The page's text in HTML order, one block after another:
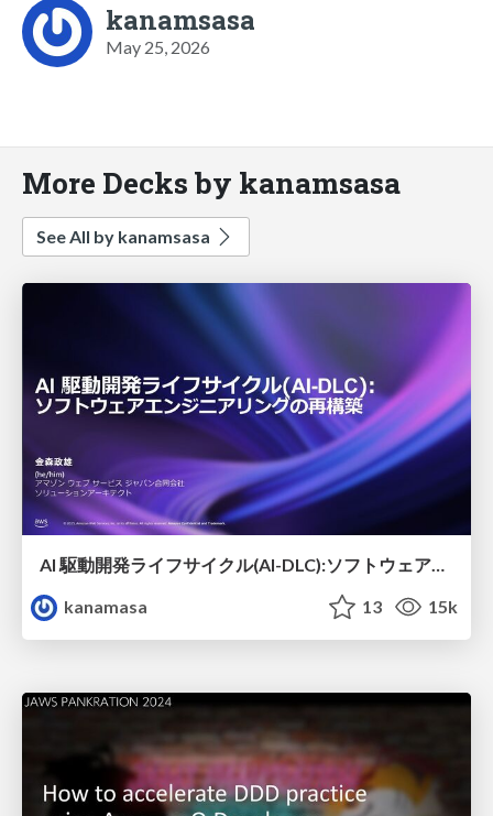
kanamsasa
May 25, 2026
More Decks by kanamsasa
See All by kanamsasa
AI 駆動開発ライフサイクル(AI-DLC):ソフトウェアエンジニアリングの再構築 / AI-DLC Introduction
kanamasa
13 15k